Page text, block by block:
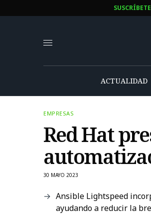
ACTUALIDAD
EMPRESAS
Red Hat
30 MAYO 2023
Ansible Lightspeed
ayudando a reducir la